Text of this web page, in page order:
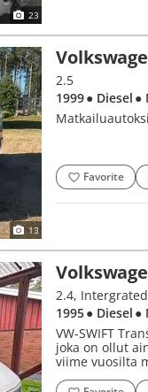
23
13
2.5
1999● Diesel ●
Favorite
2.4,
1995● Diesel ●
VW-SWIFT
joka on ollut
viime vuosilta